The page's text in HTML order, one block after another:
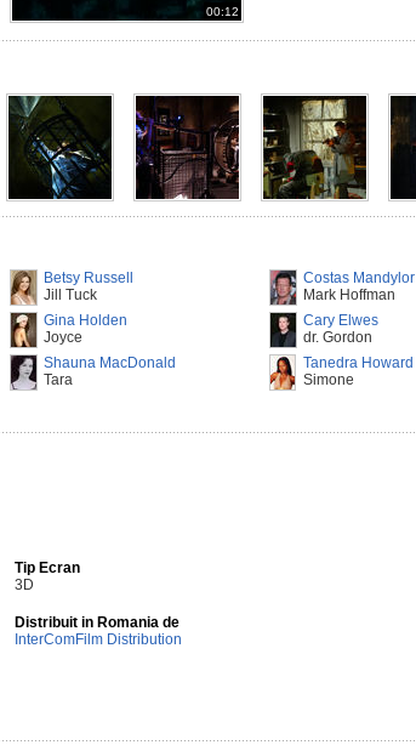
00:12
Betsy Russell
Jill Tuck
Costas Mandylor
Mark Hoffman
Gina Holden
Joyce
Cary Elwes
dr. Gordon
Shauna MacDonald
Tara
Tanedra Howard
Simone
Tip Ecran
3D
Distribuit in Romania de
InterComFilm Distribution